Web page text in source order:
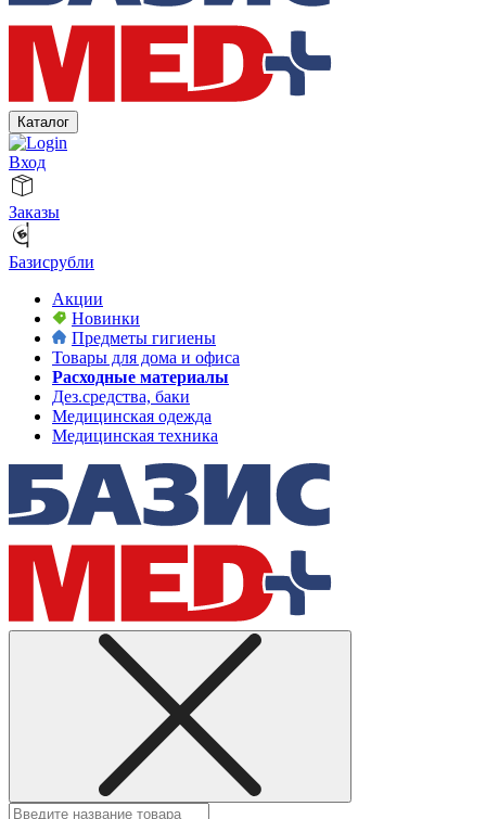
Каталог
Вход
Заказы
Базисрубли
Акции
Новинки
Предметы гигиены
Товары для дома и офиса
Расходные материалы
Дез.средства, баки
Медицинская одежда
Медицинская техника